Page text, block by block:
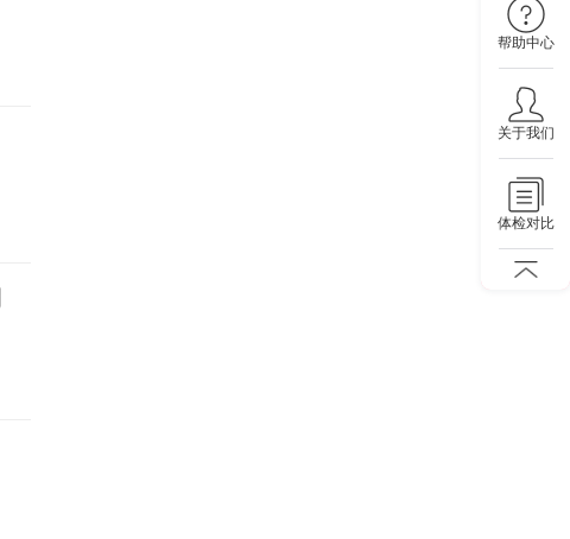
帮助中心
关于我们
体检对比